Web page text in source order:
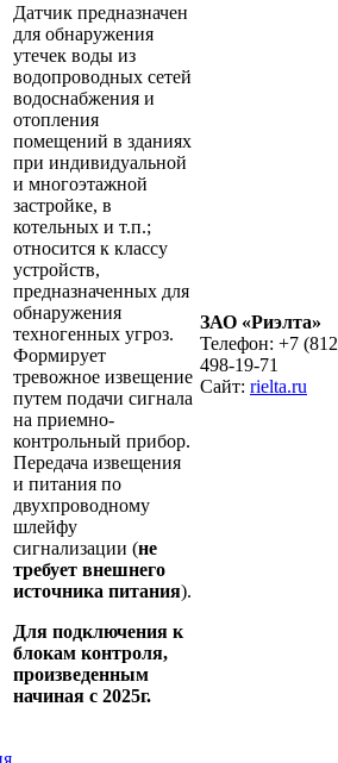
Датчик предназначен
для обнаружения
утечек воды из
водопроводных сетей
водоснабжения и
отопления
помещений в зданиях
при индивидуальной
и многоэтажной
застройке, в
котельных и т.п.;
относится к классу
устройств,
предназначенных для
обнаружения
техногенных угроз.
Формирует
тревожное извещение
путем подачи сигнала
на приемно-
контрольный прибор.
Передача извещения
и питания по
двухпроводному
шлейфу
сигнализации (не
требует внешнего
источника питания).
Для подключения к
блокам контроля,
произведенным
начиная с 2025г.
ЗАО «Риэлта»
Телефон: +7
498-19-71
Сайт: rielta.ru